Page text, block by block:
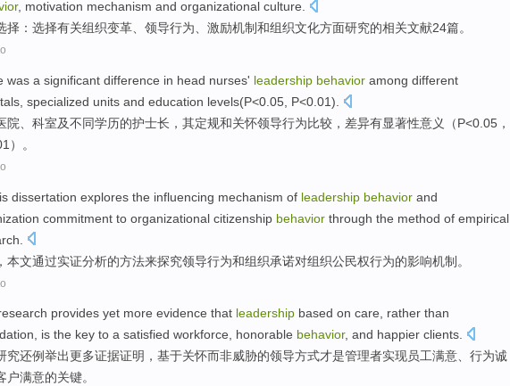
, motivation mechanism and organizational culture.
择 ： 选择有关组织变革 领导行为 激励机制和组织文化方面研究的相关文献24篇。
was a significant difference in head nurses' leadership behavior among different
, specialized units and education levels(P<0.05, P<0.01).
院 、科室及不同学历的护士长 ，其定规和关怀领导行为比较，差异有显著性意义（P<0.05，
）。
dissertation explores the influencing mechanism of leadership behavior and
commitment to organizational citizenship behavior through the method of empirical
， 本文通过实证分析的方法来探究领导行为和组织承诺对组织公民权行为的影响机制。
provides yet more evidence that leadership based on care, rather than
, is the key to a satisfied workforce, honorable behavior, and happier clients.
究还例举出更多证据证明， 基于关怀而非威胁的领导方式才是管理者实现员工满意、 行为诚
户满意的关键。